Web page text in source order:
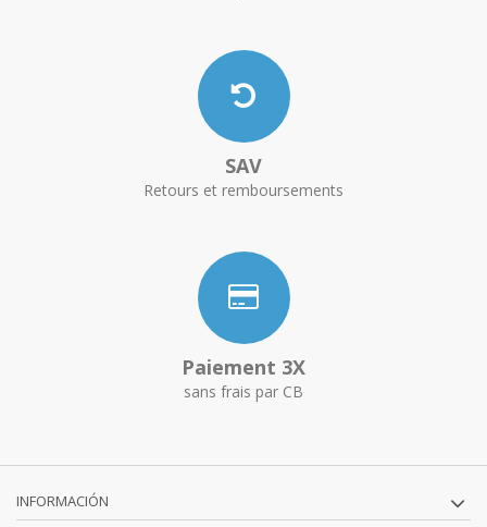
SAV
Retours et remboursements
Paiement 3X
sans frais par CB
INFORMACIÓN